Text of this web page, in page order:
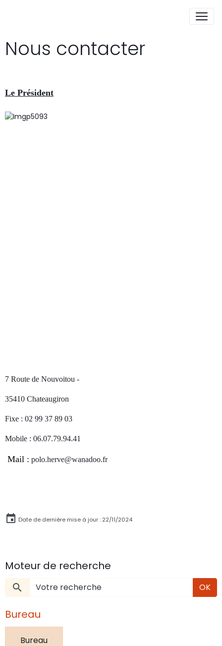
Nous contacter
Le Président
7 Route de Nouvoitou -
35410 Chateaugiron
Fixe : 02 99 37 89 03
Mobile : 06.07.79.94.41
Mail : polo.herve@wanadoo.fr
Date de dernière mise à jour : 22/11/2024
Moteur de recherche
OK
Bureau
Bureau